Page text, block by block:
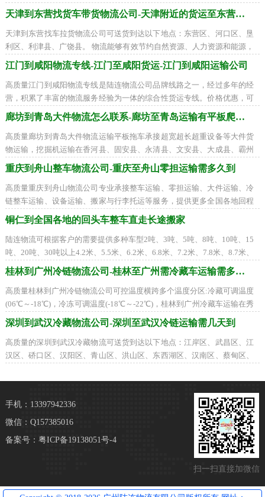
传递到零售商和用户的一个过程。传
天津到东营找货车带货物流公司-天津附近的货运至东营需要多少天
天津到东营找车拉货物流公司可送货到达以下地点：东营区、河口区、垦
利区、利津县、广饶县。 物流能够有效节约自然资源、人力资源和能源，
同时也能够节约费用。物流的使命就是
江门到咸阳物流专线-江门至咸阳货运-江门到咸阳运输公司
高质量江门到咸阳物流专线是陆连物流公司品牌线路之一，经过多年的经
营，积累了丰富的物流服务经验为一体的综合性货运专线。价格优惠，可
配送到以下地区：秦都区、杨陵区、渭
廊坊到青岛大件物流怎么联系-廊坊至青岛运输有平板爬梯车
高质量廊坊到青岛大件物流运输平板拖车承接超宽超长超重设备等大件货
物运输，挖掘机运输在香河县、固安县、永清县、文安县、大成县、霸州
市、三河市到市南区、市北区、李沧区
重庆到舟山整车物流公司-重庆至舟山零担运输需多久到
高质量重庆到舟山物流公司专业承接整车运输、零担运输、大件运输、冷
链整车运输、设备运输、搬家与行李托运等服务，提供更多全国各地回程
货车装货周边联系，全国联营打造一流
铜仁到全国各地的回头车整车直走长途搬家
陆连物流可根据客户的需要提供多种车型2吨、3吨、5吨、8吨、10吨、15
吨、20吨、30吨以上4.2米、5.5米、6.2米、6.8米、7.2米、7.8米、8.7米、
9.6米、12.5米、17.5米平板车、高栏车、箱式车、
桂林到广州冷链物流公司-桂林至广州需冷藏车运输需多久到
高质量桂林到广州冷链物流公司可控温度横跨多个温度分区:冷藏可调温度
(06℃～-18℃)，冷冻可调温度(-18℃～-22℃)，桂林到广州冷藏车运输在秀
峰区、叠彩区、象山区、七星区、雁山区
深圳到武汉冷藏物流公司-深圳至武汉冷链运输需几天到
高质量的深圳到武汉冷藏物流可送货到达以下地点：江岸区、武昌区、江
汉区、硚口区、汉阳区、青山区、洪山区、东西湖区、汉南区、蔡甸区、
扫一扫直接加微信
手机：13397942336
微信：Q157385016
备案号： 粤ICP备19138051号-4